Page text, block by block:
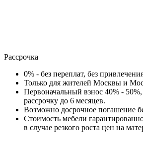
Рассрочка
0% - без переплат, без
Только для жителей Москвы и
Первоначальный взнос 40% -
рассрочку до 6 месяцев.
Возможно досрочное погашение
Стоимость мебели
в случае резкого роста цен на